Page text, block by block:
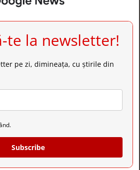
te la newsletter!
pe zi, dimineața, cu știrile din
Subscribe